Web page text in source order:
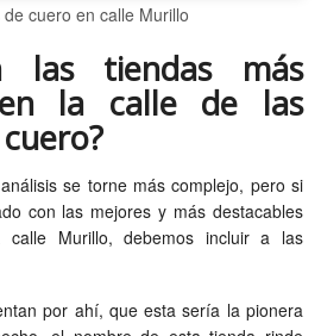
cuero en calle Murillo
las tiendas más
en la calle de las
se torne más complejo, pero si
con las mejores y más destacables
Murillo, debemos incluir a las
por ahí, que esta sería la pionera